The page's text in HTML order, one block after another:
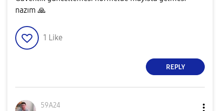
nazım 🙏
1 Like
REPLY
59A24